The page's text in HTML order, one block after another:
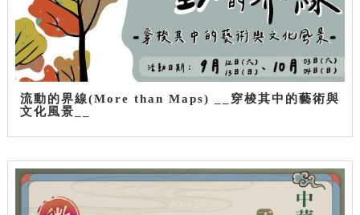
流動的界線(More than Maps) __穿梭其中的藝術與
文化風景__